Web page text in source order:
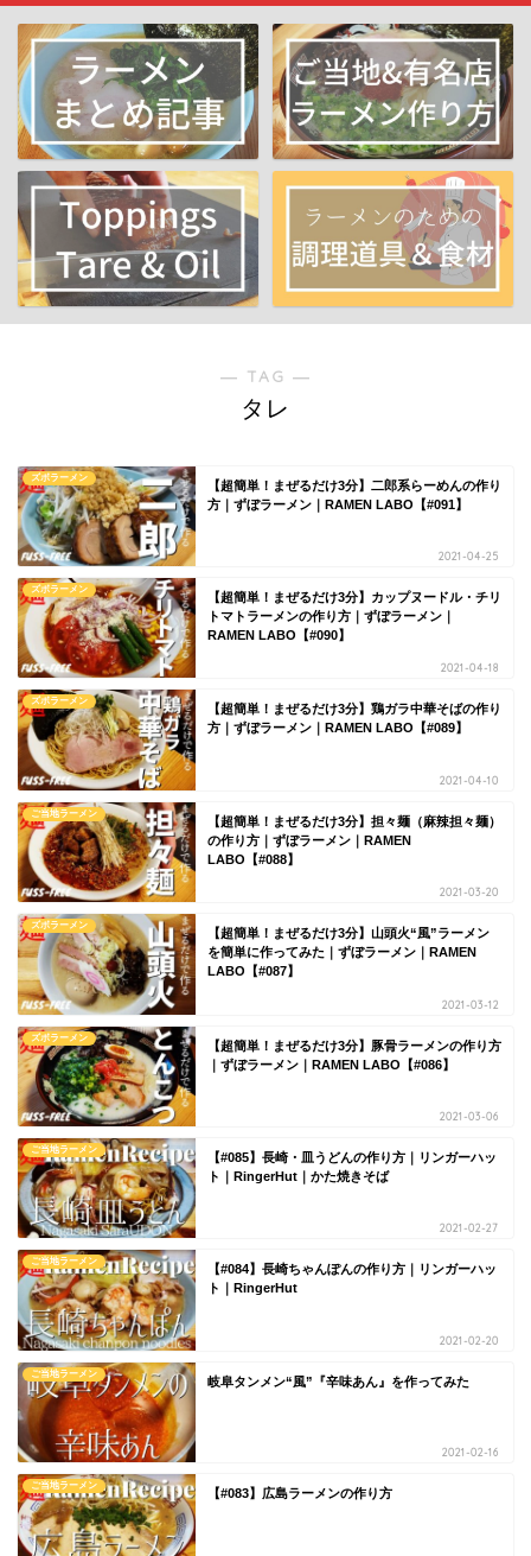
― TAG ―
タレ
ズボラーメン
【超簡単！まぜるだけ3分】二郎系らーめんの作り
方｜ずぼラーメン｜RAMEN LABO【#091】
2021-04-25
ズボラーメン
【超簡単！まぜるだけ3分】カップヌードル・チリ
トマトラーメンの作り方｜ずぼラーメン｜
RAMEN LABO【#090】
2021-04-18
ズボラーメン
【超簡単！まぜるだけ3分】鶏ガラ中華そばの作り
方｜ずぼラーメン｜RAMEN LABO【#089】
2021-04-10
ご当地ラーメン
【超簡単！まぜるだけ3分】担々麺（麻辣担々麺）
の作り方｜ずぼラーメン｜RAMEN
LABO【#088】
2021-03-20
ズボラーメン
【超簡単！まぜるだけ3分】山頭火“風”ラーメン
を簡単に作ってみた｜ずぼラーメン｜RAMEN
LABO【#087】
2021-03-12
ズボラーメン
【超簡単！まぜるだけ3分】豚骨ラーメンの作り方
｜ずぼラーメン｜RAMEN LABO【#086】
2021-03-06
ご当地ラーメン
【#085】長崎・皿うどんの作り方｜リンガーハッ
ト｜RingerHut｜かた焼きそば
2021-02-27
ご当地ラーメン
【#084】長崎ちゃんぽんの作り方｜リンガーハッ
ト｜RingerHut
2021-02-20
ご当地ラーメン
岐阜タンメン“風”『辛味あん』を作ってみた
2021-02-16
ご当地ラーメン
【#083】広島ラーメンの作り方